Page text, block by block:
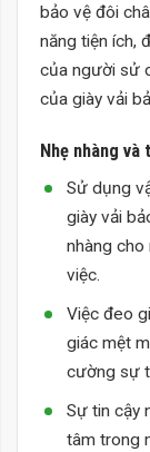
bảo vệ đôi
năng tiện ích,
của người sử
của giày vải
Nhẹ nhàng và
Sử dụng
giày vải
nhàng
việc.
Việc đeo
giác mệt
cường sự
Sự tin cậy
tâm trong